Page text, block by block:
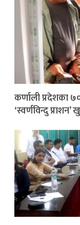
कर्णाली प्रदेशका
‘स्वर्णविन्दु प्राशन’